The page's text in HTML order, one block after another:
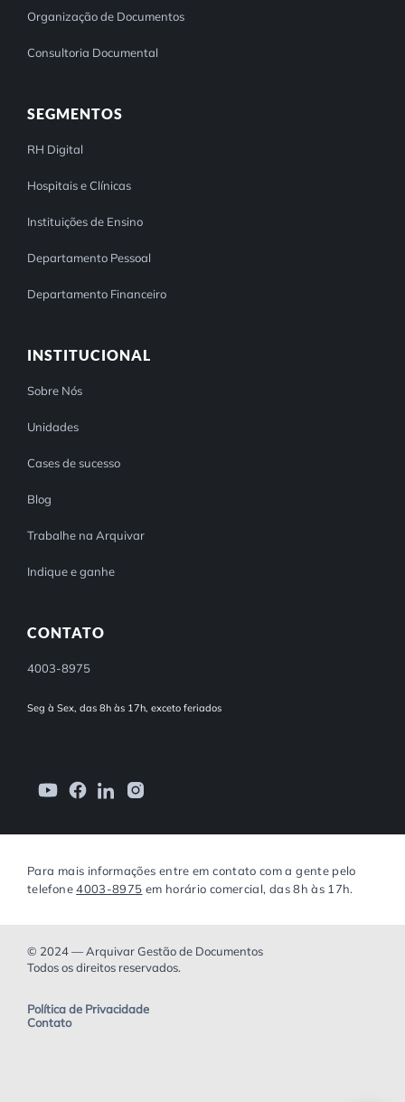
Organização de Documentos
Consultoria Documental
SEGMENTOS
RH Digital
Hospitais e Clínicas
Instituições de Ensino
Departamento Pessoal
Departamento Financeiro
INSTITUCIONAL
Sobre Nós
Unidades
Cases de sucesso
Blog
Trabalhe na Arquivar
Indique e ganhe
CONTATO
4003-8975
Seg à Sex, das 8h às 17h, exceto feriados
Para mais informações entre em contato com a gente pelo
telefone4003-8975 em horário comercial, das 8h às 17h.
© 2024 — Arquivar Gestão de Documentos
Todos os direitos reservados.
Política de Privacidade
Contato